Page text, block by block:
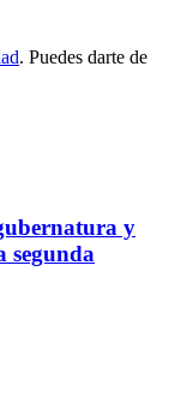
. Puedes darte de
y
segunda